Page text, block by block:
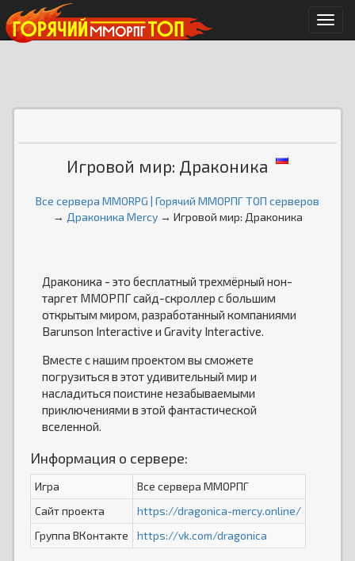
Меню
Игровой мир: Драконика
Все сервера MMORPG | Горячий ММОРПГ ТОП серверов
→ Драконика Mercy → Игровой мир: Драконика
Драконика - это бесплатный трехмёрный нон-
таргет ММОРПГ сайд-скроллер с большим
открытым миром, разработанный компаниями
Barunson Interactive и Gravity Interactive.
Вместе с нашим проектом вы сможете
погрузиться в этот удивительный мир и
насладиться поистине незабываемыми
приключениями в этой фантастической
вселенной.
Информация о сервере:
Игра
Все сервера ММОРПГ
Сайт проекта
https://dragonica-mercy.online/
Группа ВКонтакте
https://vk.com/dragonica